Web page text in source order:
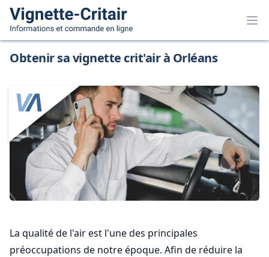
Obtenir sa vignette crit'air à Orléans
La qualité de l'air est l'une des principales
préoccupations de notre époque. Afin de réduire la